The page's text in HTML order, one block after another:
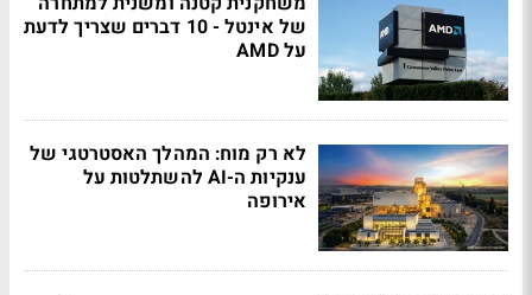
של אינטל - 10 דברים שצריך לדעת
על AMD
לא רק מוח: המהלך האסטרטגי של
ענקיות ה-AI להשתלטות על
אירופה